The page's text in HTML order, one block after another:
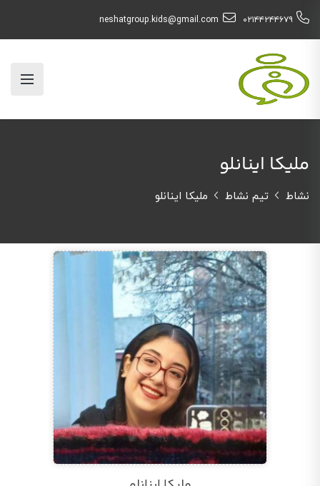
۰۲۱۴۴۲۴۴۶۷۹ neshatgroup.kids@gmail.com
ملیکا اینانلو
نشاط تیم نشاط ملیکا اینانلو